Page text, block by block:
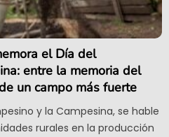
el Día del
entre la memoria del
un campo más fuerte
y la Campesina, se hable
rurales en la producción